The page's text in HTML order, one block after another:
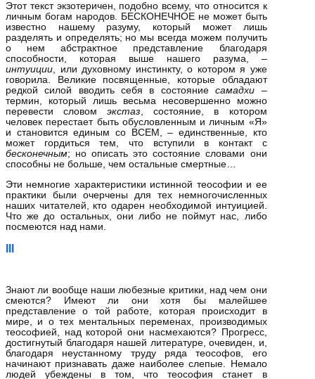
Этот текст экзотеричен, подобно всему, что относится к
личным богам народов. БЕСКОНЕЧНОЕ не может быть
известно нашему разуму, который может лишь
разделять и определять; но мы всегда можем получить
о нем абстрактное представление благодаря
способности, которая выше нашего разума, –
интуиции, или духовному инстинкту, о котором я уже
говорила. Великие посвященные, которые обладают
редкой силой вводить себя в состояниесамадхи –
термин, который лишь весьма несовершенно можно
перевести словомэкстаз, состояние, в котором
человек перестает быть обусловленным и личным «Я»
и становится единым со ВСЕМ, – единственные, кто
может гордиться тем, что вступили в контакт с
бесконечным; но описать это состояние словами они
способны не больше, чем остальные смертные…
Эти немногие характеристики истинной теософии и ее
практики были очерчены для тех немногочисленных
наших читателей, кто одарен необходимой интуицией.
Что же до остальных, они либо не поймут нас, либо
посмеются над нами.
III
Знают ли вообще наши любезные критики, над чем они
смеются? Имеют ли они хотя бы малейшее
представление о той работе, которая происходит в
мире, и о тех ментальных переменах, производимых
теософией, над которой они насмехаются? Прогресс,
достигнутый благодаря нашей литературе, очевиден, и,
благодаря неустанному труду ряда теософов, его
начинают признавать даже наиболее слепые. Немало
людей убеждены в том, что теософия станет в